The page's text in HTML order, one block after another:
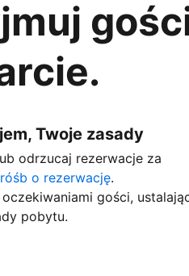
Twoje zasady
odrzucaj rezerwacje za
o rezerwację.
gości,
pobytu.